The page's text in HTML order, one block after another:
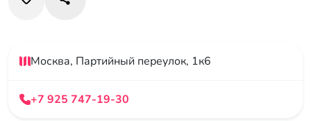
Москва, Партийный переулок, 1к6
+7 925 747-19-30